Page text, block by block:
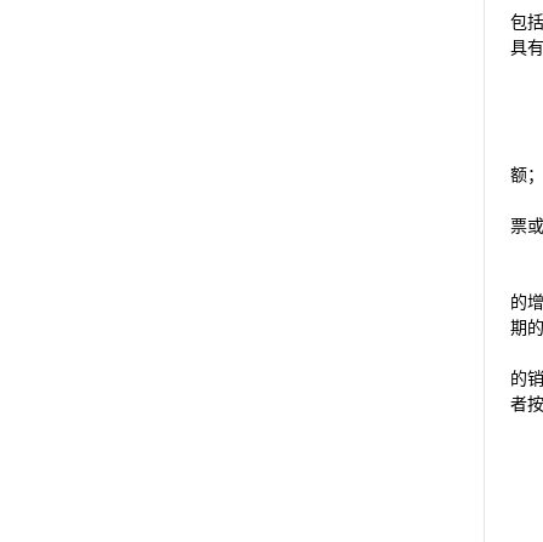
包
具
额；
票
的
期
的
者